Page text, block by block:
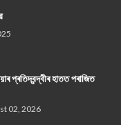
প্ৰতিদ্বন্দ্বীৰ হাতত পৰাজিত
02, 2026